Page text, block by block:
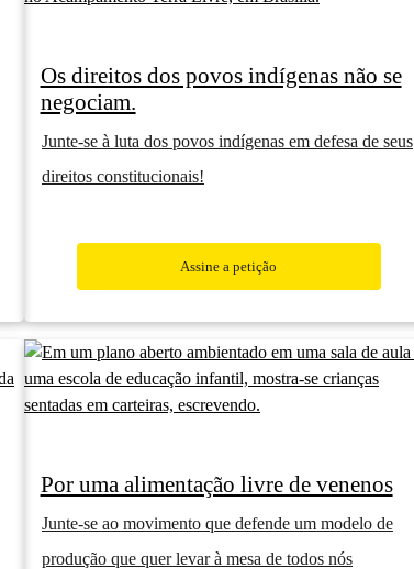
Os direitos dos povos indígenas não se
negociam.
Junte-se à luta dos povos indígenas em defesa de seus
direitos constitucionais!
Assine a petição
Por uma alimentação livre de venenos
Junte-se ao movimento que defende um modelo de
produção que quer levar à mesa de todos nós